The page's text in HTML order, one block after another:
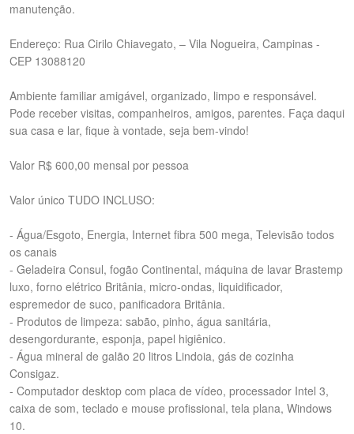
manutenção.
Endereço: Rua Cirilo Chiavegato, – Vila Nogueira, Campinas -
CEP 13088120
Ambiente familiar amigável, organizado, limpo e responsável.
Pode receber visitas, companheiros, amigos, parentes. Faça daqui
sua casa e lar, fique à vontade, seja bem-vindo!
Valor R$ 600,00 mensal por pessoa
Valor único TUDO INCLUSO:
- Água/Esgoto, Energia, Internet fibra 500 mega, Televisão todos
os canais
- Geladeira Consul, fogão Continental, máquina de lavar Brastemp
luxo, forno elétrico Britânia, micro-ondas, liquidificador,
espremedor de suco, panificadora Britânia.
- Produtos de limpeza: sabão, pinho, água sanitária,
desengordurante, esponja, papel higiênico.
- Água mineral de galão 20 litros Lindoia, gás de cozinha
Consigaz.
- Computador desktop com placa de vídeo, processador Intel 3,
caixa de som, teclado e mouse profissional, tela plana, Windows
10.